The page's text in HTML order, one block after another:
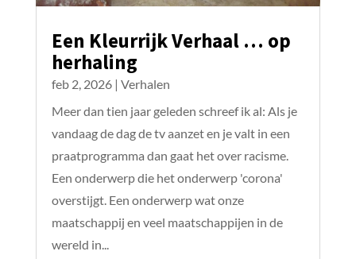
Een Kleurrijk Verhaal … op
herhaling
feb 2, 2026| Verhalen
Meer dan tien jaar geleden schreef ik al: Als je
vandaag de dag de tv aanzet en je valt in een
praatprogramma dan gaat het over racisme.
Een onderwerp die het onderwerp 'corona'
overstijgt. Een onderwerp wat onze
maatschappij en veel maatschappijen in de
wereld in...